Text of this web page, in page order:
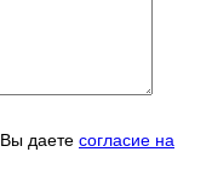
даете согласие на